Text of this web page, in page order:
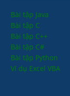
Bài tập Java
Bài tập C
Bài tập C++
Bài tập C#
Bài tập Python
Ví dụ Excel VBA